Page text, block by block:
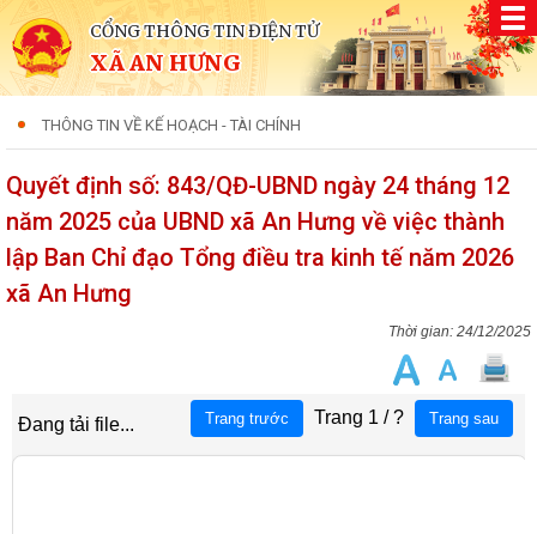
CỔNG THÔNG TIN ĐIỆN TỬ
XÃ AN HƯNG
THÔNG TIN VỀ KẾ HOẠCH - TÀI CHÍNH
Quyết định số: 843/QĐ-UBND ngày 24 tháng 12
năm 2025 của UBND xã An Hưng về việc thành
lập Ban Chỉ đạo Tổng điều tra kinh tế năm 2026
xã An Hưng
24/12/2025